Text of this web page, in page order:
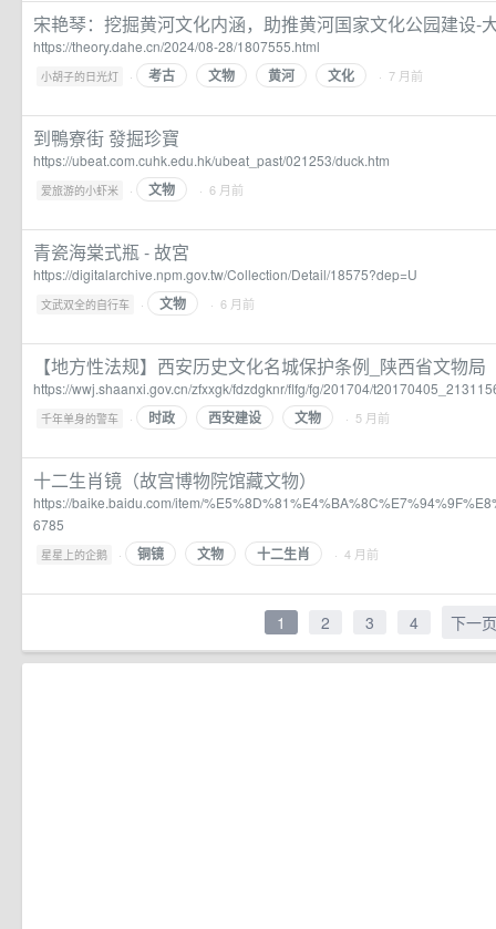
宋艳琴：挖掘黄河文化内涵，助推黄河国家文化公园建设-
https://theory.dahe.cn/2024/08-28/1807555.html
小胡子的日光灯 · 考古 文物 黄河 文化 · 7 月前
到鴨寮街 發掘珍寶
https://ubeat.com.cuhk.edu.hk/ubeat_past/021253/duck.htm
爱旅游的小虾米 · 文物 · 6 月前
青瓷海棠式瓶 - 故宮
https://digitalarchive.npm.gov.tw/Collection/Detail/18575?dep=U
文武双全的自行车 · 文物 · 6 月前
【地方性法规】西安历史文化名城保护条例_陕西省文物局
https://wwj.shaanxi.gov.cn/zfxxgk/fdzdgknr/flfg/fg/201704/
千年单身的警车 · 时政 西安建设 文物 · 5 月前
十二生肖镜（故宫博物院馆藏文物）
https://baike.baidu.com/item/
6785
星星上的企鹅 · 铜镜 文物 十二生肖 · 4 月前
1 2 3 4 下一页